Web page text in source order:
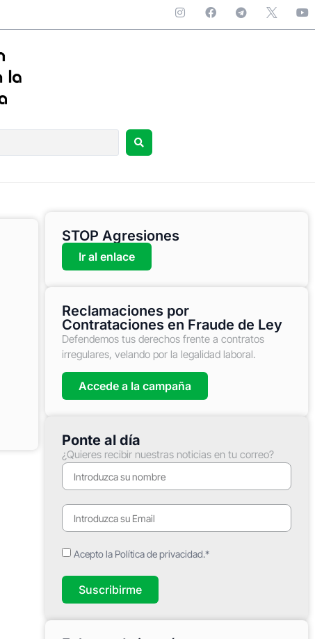
STOP Agresiones
Ir al enlace
Reclamaciones por
Contrataciones en Fraude de Ley
Defendemos tus derechos frente a contratos
irregulares, velando por la legalidad laboral.
Accede a la campaña
Ponte al día
¿Quieres recibir nuestras noticias en tu correo?
Acepto la Política de privacidad.*
Suscribirme